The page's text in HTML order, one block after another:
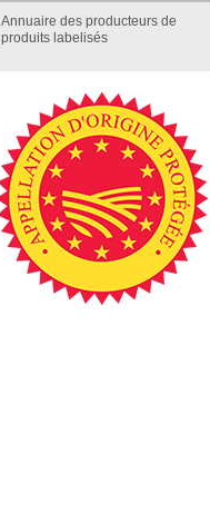
Annuaire des producteurs de
produits labelisés